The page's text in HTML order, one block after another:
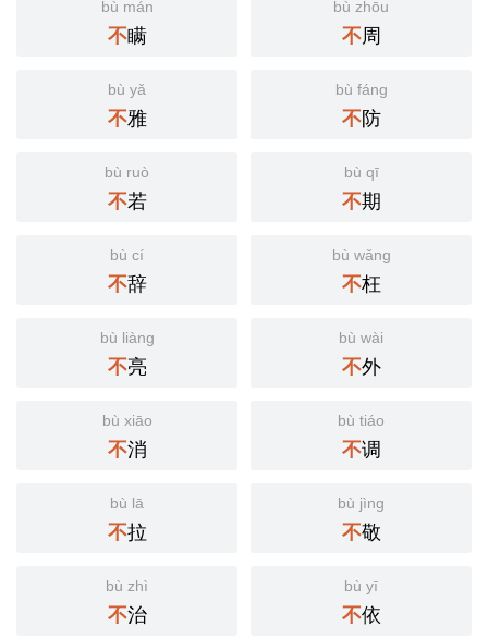
bù mán
不瞒
bù zhōu
不周
bù yǎ
不雅
bù fáng
不防
bù ruò
不若
bù qī
不期
bù cí
不辞
bù wǎng
不枉
bù liàng
不亮
bù wài
不外
bù xiāo
不消
bù tiáo
不调
bù lā
不拉
bù jìng
不敬
bù zhì
不治
bù yī
不依